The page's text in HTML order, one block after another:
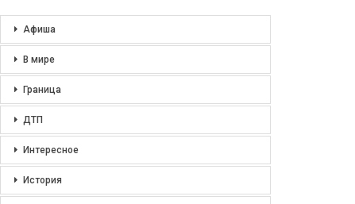
Афиша
В мире
Граница
ДТП
Интересное
История